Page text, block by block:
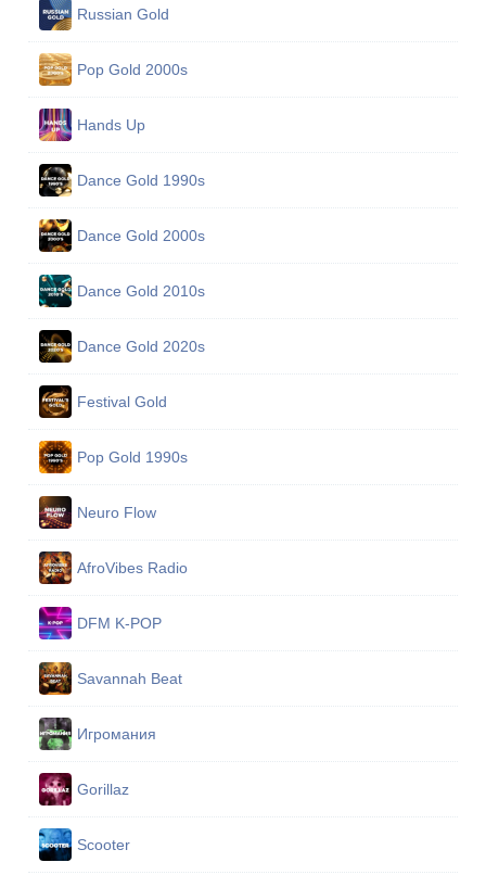
Russian Gold
Pop Gold 2000s
Hands Up
Dance Gold 1990s
Dance Gold 2000s
Dance Gold 2010s
Dance Gold 2020s
Festival Gold
Pop Gold 1990s
Neuro Flow
AfroVibes Radio
DFM K-POP
Savannah Beat
Игромания
Gorillaz
Scooter